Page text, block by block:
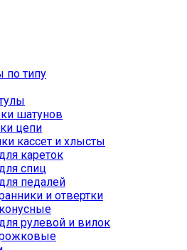
по типу
шатунов
цепи
кассет и хлысты
кареток
спиц
педалей
и отвертки
рулевой и вилок